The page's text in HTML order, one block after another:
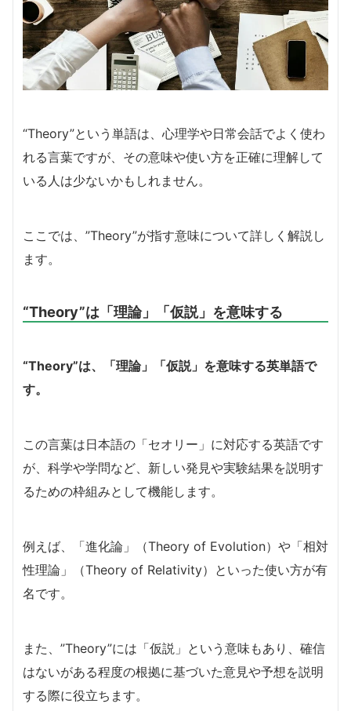
“Theory”という単語は、心理学や日常会話でよく使わ
れる言葉ですが、その意味や使い方を正確に理解して
いる人は少ないかもしれません。
ここでは、”Theory”が指す意味について詳しく解説し
ます。
“Theory”は「理論」「仮説」を意味する
“Theory”は、「理論」「仮説」を意味する英単語で
す。
この言葉は日本語の「セオリー」に対応する英語です
が、科学や学問など、新しい発見や実験結果を説明す
るための枠組みとして機能します。
例えば、「進化論」（Theory of Evolution）や「相対
性理論」（Theory of Relativity）といった使い方が有
名です。
また、”Theory”には「仮説」という意味もあり、確信
はないがある程度の根拠に基づいた意見や予想を説明
する際に役立ちます。